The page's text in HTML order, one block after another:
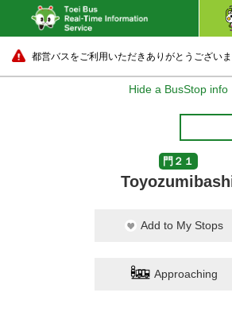
都営バスをご利用いただきありがとうございま
Hide a BusStop info
門２１
Add to My Stops
Approaching